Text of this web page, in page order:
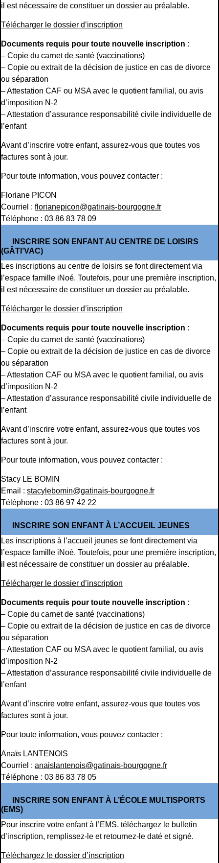
il est nécessaire de constituer un dossier au préalable.
Télécharger le dossier d’inscription
Documents requis pour toute nouvelle inscription :
– Copie du carnet de santé (vaccinations)
– Copie ou extrait de la décision de justice en cas de divorce
ou séparation
– Attestation CAF ou MSA avec le quotient familial, ou avis
d’imposition N-2
– Attestation d’assurance responsabilité civile individuelle de
l’enfant
Avant d’inscrire votre enfant, assurez-vous que toutes vos
factures sont à jour.
Pour toute information, vous pouvez contacter :
Floriane PICON
Courriel : florianepicon@gatinais-bourgogne.fr
Téléphone : 03 86 83 78 09
INSCRIRE SON ENFANT AU CENTRE DE LOISIRS
(GÂTI’VAC)
Les inscriptions au centre de loisirs se font directement via
l’espace famille iNoé. Toutefois, pour une première inscription,
il est nécessaire de constituer un dossier au préalable.
Télécharger le dossier d’inscription
Documents requis pour toute nouvelle inscription :
– Copie du carnet de santé (vaccinations)
– Copie ou extrait de la décision de justice en cas de divorce
ou séparation
– Attestation CAF ou MSA avec le quotient familial, ou avis
d’imposition N-2
– Attestation d’assurance responsabilité civile individuelle de
l’enfant
Avant d’inscrire votre enfant, assurez-vous que toutes vos
factures sont à jour.
Pour toute information, vous pouvez contacter :
Stacy LE BOMIN
Email : stacylebomin@gatinais-bourgogne.fr
Téléphone : 03 86 97 42 22
INSCRIRE SON ENFANT À L’ACCUEIL JEUNES
Les inscriptions à l’accueil jeunes se font directement via
l’espace famille iNoé. Toutefois, pour une première inscription,
il est nécessaire de constituer un dossier au préalable.
Télécharger le dossier d’inscription
Documents requis pour toute nouvelle inscription :
– Copie du carnet de santé (vaccinations)
– Copie ou extrait de la décision de justice en cas de divorce
ou séparation
– Attestation CAF ou MSA avec le quotient familial, ou avis
d’imposition N-2
– Attestation d’assurance responsabilité civile individuelle de
l’enfant
Avant d’inscrire votre enfant, assurez-vous que toutes vos
factures sont à jour.
Pour toute information, vous pouvez contacter :
Anaïs LANTENOIS
Courriel : anaislantenois@gatinais-bourgogne.fr
Téléphone : 03 86 83 78 05
INSCRIRE SON ENFANT À L’ÉCOLE MULTISPORTS
(EMS)
Pour inscrire votre enfant à l’EMS, téléchargez le bulletin
d’inscription, remplissez-le et retournez-le daté et signé.
Téléchargez le dossier d’inscription